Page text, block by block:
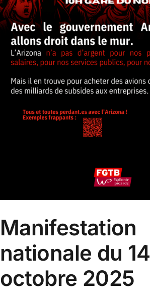
Manifestation
nationale du 14
octobre 2025